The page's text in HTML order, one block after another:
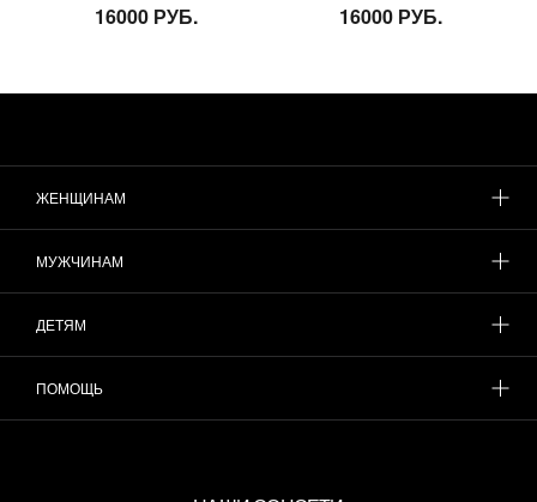
16000 РУБ. 16000 РУБ.
ЖЕНЩИНАМ
МУЖЧИНАМ
ДЕТЯМ
ПОМОЩЬ